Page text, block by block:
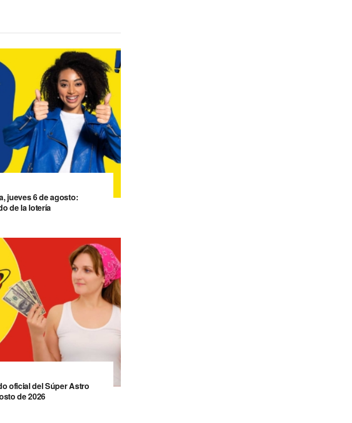
jueves 6 de agosto:
de la lotería
oficial del Súper Astro
de 2026